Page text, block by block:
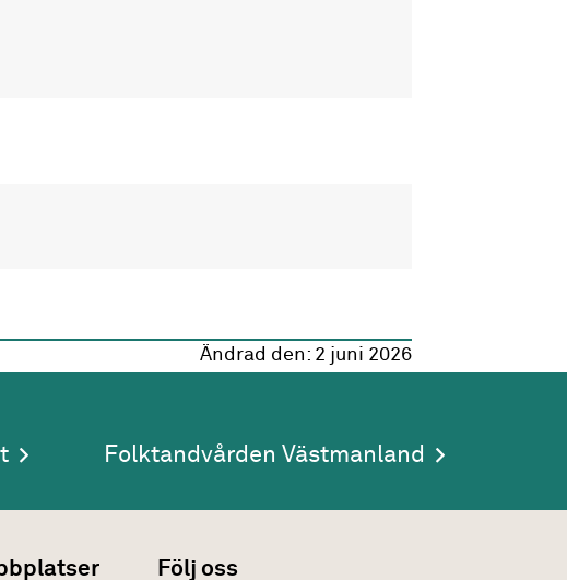
Ändrad den: 2 juni 2026
Folktandvården Västmanland
Följ oss